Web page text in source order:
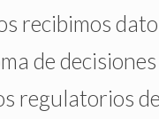
recibimos
de
regulatorios